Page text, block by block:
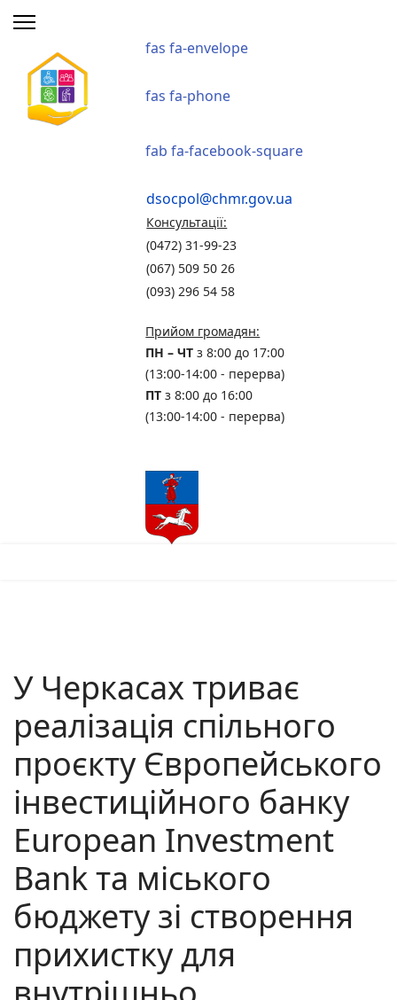
fas fa-envelope
fas fa-phone
fab fa-facebook-square
dsocpol@chmr.gov.ua
Консультації:
(0472) 31-99-23
(067) 509 50 26
(093) 296 54 58
Прийом громадян:
ПН – ЧТ з 8:00 до 17:00
(13:00-14:00 - перерва)
ПТ з 8:00 до 16:00
(13:00-14:00 - перерва)
У Черкасах триває
реалізація спільного
проєкту Європейського
інвестиційного банку
European Investment
Bank та міського
бюджету зі створення
прихистку для